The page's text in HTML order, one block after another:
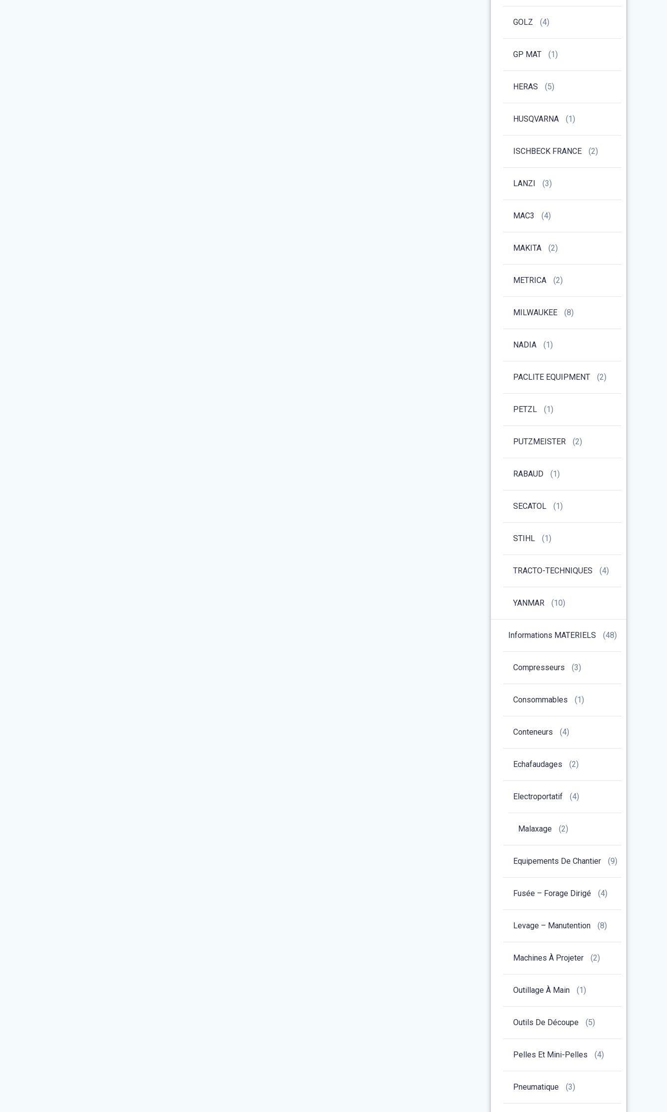
GOLZ (4)
GP MAT (1)
HERAS (5)
HUSQVARNA (1)
ISCHBECK FRANCE (2)
LANZI (3)
MAC3 (4)
MAKITA (2)
METRICA (2)
MILWAUKEE (8)
NADIA (1)
PACLITE EQUIPMENT (2)
PETZL (1)
PUTZMEISTER (2)
RABAUD (1)
SECATOL (1)
STIHL (1)
TRACTO-TECHNIQUES (4)
YANMAR (10)
Informations MATERIELS (48)
Compresseurs (3)
Consommables (1)
Conteneurs (4)
Echafaudages (2)
Electroportatif (4)
Malaxage (2)
Equipements De Chantier (9)
Fusée – Forage Dirigé (4)
Levage – Manutention (8)
Machines À Projeter (2)
Outillage À Main (1)
Outils De Découpe (5)
Pelles Et Mini-Pelles (4)
Pneumatique (3)